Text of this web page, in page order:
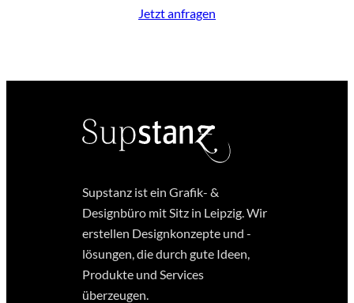
Jetzt anfragen
Supstanz ist ein Grafik- &
Designbüro mit Sitz in Leipzig. Wir
erstellen Designkonzepte und -
lösungen, die durch gute Ideen,
Produkte und Services
überzeugen.